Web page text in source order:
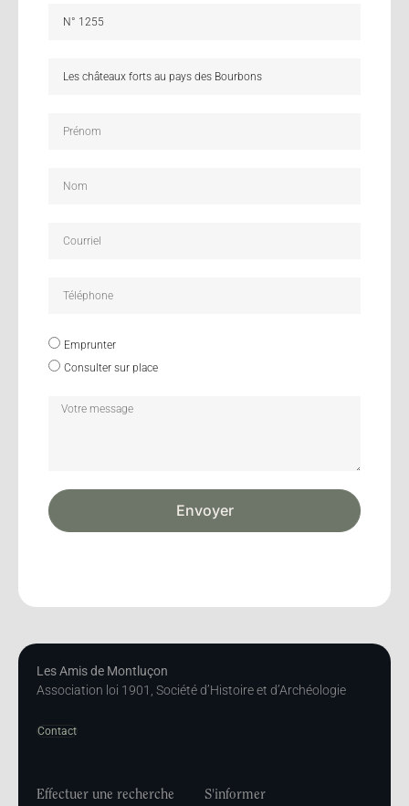
Emprunter
Consulter sur place
Envoyer
Les Amis de Montluçon
Association loi 1901, Société d’Histoire et d’Archéologie
Contact
Effectuer une recherche S'informer